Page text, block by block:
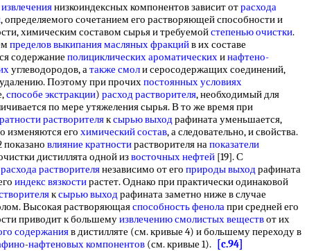
низкоиндексных компонентов зависит отрасхода
, определяемого сочетанием его растворяющей способности и
химическим составом сырья и требуемойстепенью очистки.
пределов выкипаниямасляных фракцийв их составе
содержание полициклических ароматическихинафтено-
углеводородов, атакже смоли серосодержащих соединений,
Поэтому при прочихпостоянных условиях
способе экстракции) расход растворителя, необходимый для
по мере утяжеления сырья. В то же время при
растворителяксырью выходрафината уменьшается,
изменяются его химический состав, а следовательно, и свойства.
показано влияние кратностирастворителя напоказатели
дистиллята одной извосточных нефтей [19]. С
расхода растворителянезависимо от его природы выходрафината
индекс вязкостирастет. Однако при практически одинаковой
ксырью выходрафината заметно ниже в случае
Высокая растворяющаяспособность фенолапри средней его
приводит к большемуизвлечению смолистых веществот их
содержанияв дистилляте (см. кривые 4) и большему переходу в
-нафтеновых компонентов (см. кривые 1). [c.94]